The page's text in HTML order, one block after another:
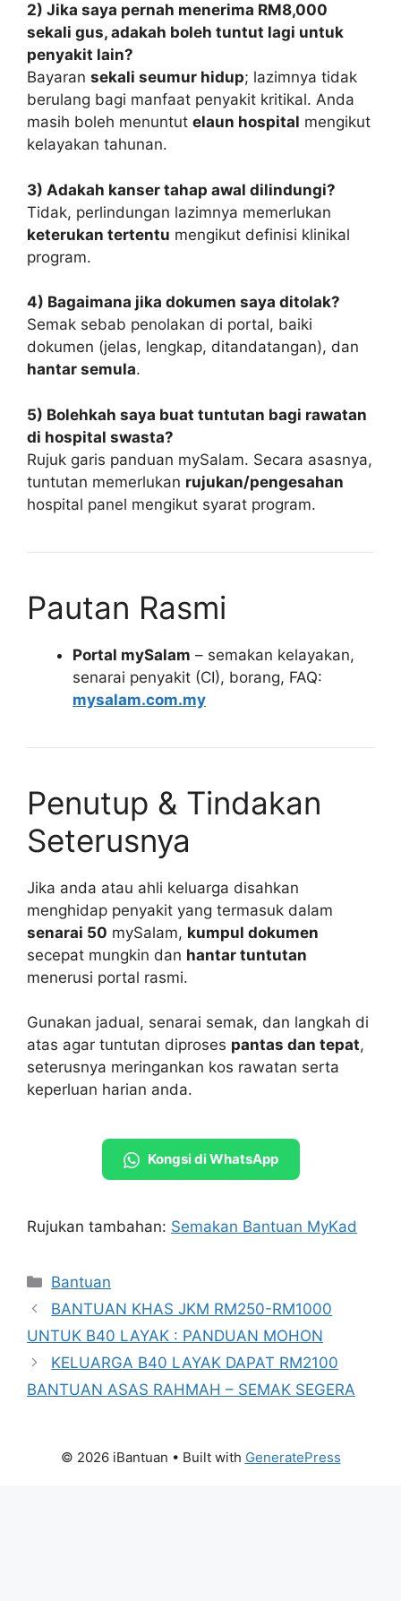
2) Jika saya pernah menerima RM8,000
sekali gus, adakah boleh tuntut lagi untuk
penyakit lain?
Bayaran sekali seumur hidup; lazimnya tidak
berulang bagi manfaat penyakit kritikal. Anda
masih boleh menuntut elaun hospital mengikut
kelayakan tahunan.
3) Adakah kanser tahap awal dilindungi?
Tidak, perlindungan lazimnya memerlukan
keterukan tertentu mengikut definisi klinikal
program.
4) Bagaimana jika dokumen saya ditolak?
Semak sebab penolakan di portal, baiki
dokumen (jelas, lengkap, ditandatangan), dan
hantar semula.
5) Bolehkah saya buat tuntutan bagi rawatan
di hospital swasta?
Rujuk garis panduan mySalam. Secara asasnya,
tuntutan memerlukan rujukan/pengesahan
hospital panel mengikut syarat program.
Pautan Rasmi
Portal mySalam – semakan kelayakan,
senarai penyakit (CI), borang, FAQ:
mysalam.com.my
Penutup & Tindakan
Seterusnya
Jika anda atau ahli keluarga disahkan
menghidap penyakit yang termasuk dalam
senarai 50 mySalam, kumpul dokumen
secepat mungkin dan hantar tuntutan
menerusi portal rasmi.
Gunakan jadual, senarai semak, dan langkah di
atas agar tuntutan diproses pantas dan tepat,
seterusnya meringankan kos rawatan serta
keperluan harian anda.
Kongsi di WhatsApp
Rujukan tambahan: Semakan Bantuan MyKad
Categories
Bantuan
BANTUAN KHAS JKM RM250-RM1000
UNTUK B40 LAYAK : PANDUAN MOHON
KELUARGA B40 LAYAK DAPAT RM2100
BANTUAN ASAS RAHMAH – SEMAK SEGERA
© 2026 iBantuan • Built with GeneratePress